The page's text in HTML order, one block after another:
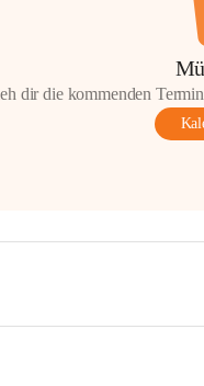
dir die kommenden